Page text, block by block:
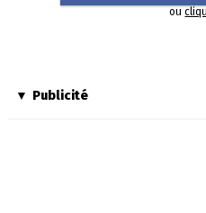
ou
Publicité